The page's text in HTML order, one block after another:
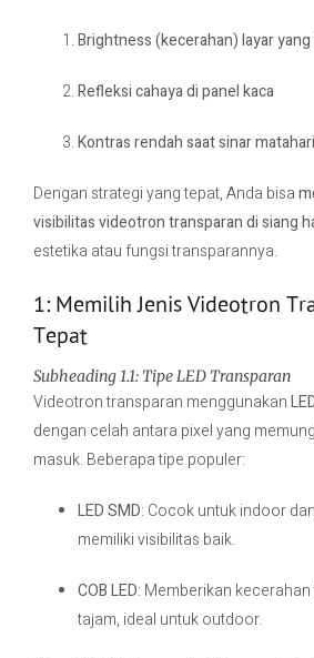
Brightness (kecerahan) layar
Refleksi cahaya di panel kaca
Kontras rendah saat sinar
Dengan strategi yang tepat, Anda bisa
visibilitas videotron transparan di siang
estetika atau fungsi transparannya.
1: Memilih Jenis Videotron
Tepat
Subheading 1.1: Tipe LED Transparan
Videotron transparan menggunakan
dengan celah antara pixel yang
masuk. Beberapa tipe populer:
LED SMD: Cocok untuk indoor
memiliki visibilitas baik.
COB LED: Memberikan
tajam, ideal untuk outdoor.